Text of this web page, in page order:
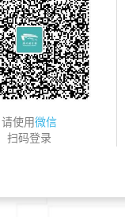
请使用微信
扫码登录